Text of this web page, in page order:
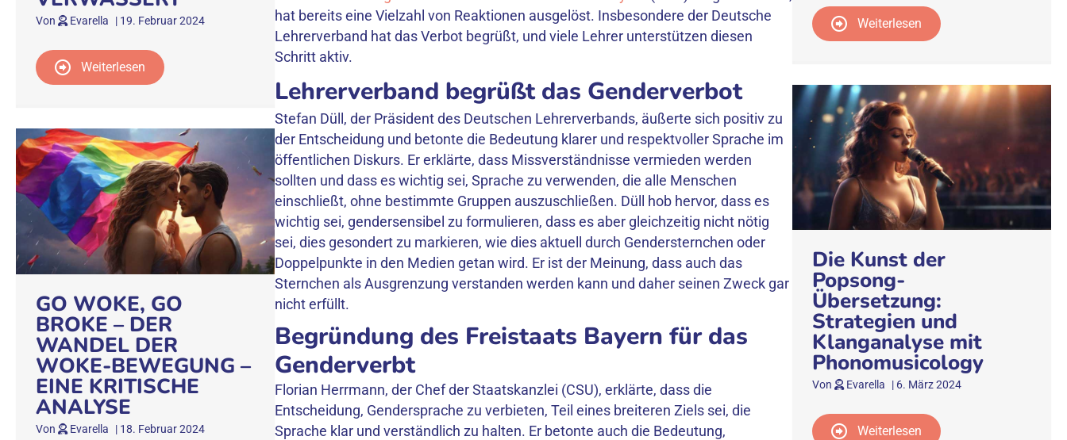
Von Evarella | 19. Februar 2024
Weiterlesen
GO WOKE, GO
BROKE – DER
WANDEL DER
WOKE-BEWEGUNG –
EINE KRITISCHE
ANALYSE
Von Evarella | 18. Februar 2024
hat bereits eine Vielzahl von Reaktionen ausgelöst. Insbesondere der Deutsche
Lehrerverband hat das Verbot begrüßt, und viele Lehrer unterstützen diesen
Schritt aktiv.
Lehrerverband begrüßt das Genderverbot
Stefan Düll, der Präsident des Deutschen Lehrerverbands, äußerte sich positiv zu
der Entscheidung und betonte die Bedeutung klarer und respektvoller Sprache im
öffentlichen Diskurs. Er erklärte, dass Missverständnisse vermieden werden
sollten und dass es wichtig sei, Sprache zu verwenden, die alle Menschen
einschließt, ohne bestimmte Gruppen auszuschließen. Düll hob hervor, dass es
wichtig sei, gendersensibel zu formulieren, dass es aber gleichzeitig nicht nötig
sei, dies gesondert zu markieren, wie dies aktuell durch Gendersternchen oder
Doppelpunkte in den Medien getan wird. Er ist der Meinung, dass auch das
Sternchen als Ausgrenzung verstanden werden kann und daher seinen Zweck gar
nicht erfüllt.
Begründung des Freistaats Bayern für das
Genderverbt
Florian Herrmann, der Chef der Staatskanzlei (CSU), erklärte, dass die
Entscheidung, Gendersprache zu verbieten, Teil eines breiteren Ziels sei, die
Sprache klar und verständlich zu halten. Er betonte auch die Bedeutung,
Weiterlesen
Die Kunst der
Popsong-
Übersetzung:
Strategien und
Klanganalyse mit
Phonomusicology
Von Evarella | 6. März 2024
Weiterlesen